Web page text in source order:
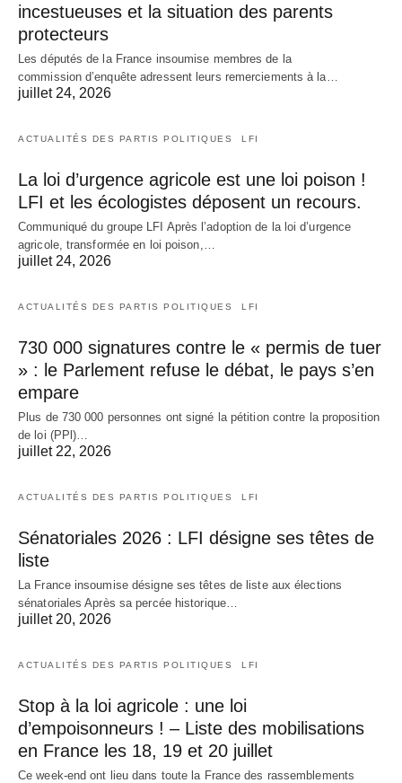
incestueuses et la situation des parents
protecteurs
Les députés de la France insoumise membres de la
commission d’enquête adressent leurs remerciements à la…
juillet 24, 2026
ACTUALITÉS DES PARTIS POLITIQUES LFI
La loi d’urgence agricole est une loi poison !
LFI et les écologistes déposent un recours.
Communiqué du groupe LFI Après l’adoption de la loi d’urgence
agricole, transformée en loi poison,…
juillet 24, 2026
ACTUALITÉS DES PARTIS POLITIQUES LFI
730 000 signatures contre le « permis de tuer
» : le Parlement refuse le débat, le pays s’en
empare
Plus de 730 000 personnes ont signé la pétition contre la proposition
de loi (PPl)…
juillet 22, 2026
ACTUALITÉS DES PARTIS POLITIQUES LFI
Sénatoriales 2026 : LFI désigne ses têtes de
liste
La France insoumise désigne ses têtes de liste aux élections
sénatoriales Après sa percée historique…
juillet 20, 2026
ACTUALITÉS DES PARTIS POLITIQUES LFI
Stop à la loi agricole : une loi
d’empoisonneurs ! – Liste des mobilisations
en France les 18, 19 et 20 juillet
Ce week-end ont lieu dans toute la France des rassemblements